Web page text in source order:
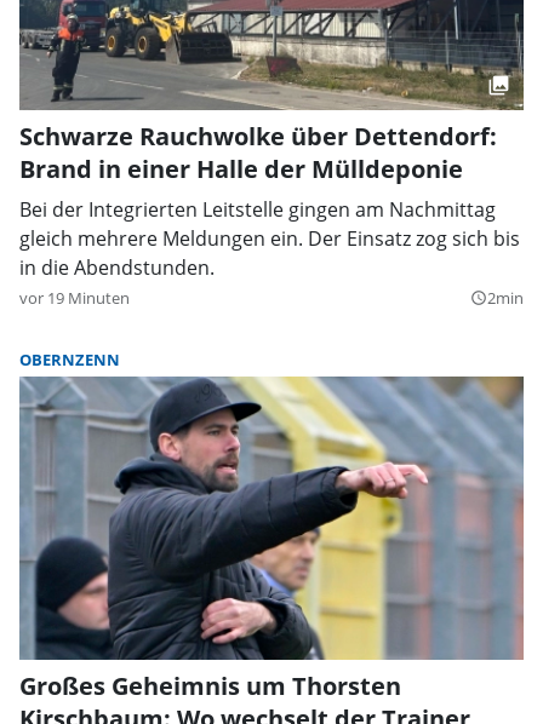
Schwarze Rauchwolke über Dettendorf:
Brand in einer Halle der Mülldeponie
Bei der Integrierten Leitstelle gingen am Nachmittag
gleich mehrere Meldungen ein. Der Einsatz zog sich bis
in die Abendstunden.
vor 19 Minuten query_builder2min
OBERNZENN
Großes Geheimnis um Thorsten